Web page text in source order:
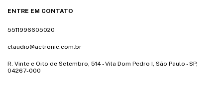
ENTRE EM CONTATO
5511996605020
claudio@actronic.com.br
R. Vinte e Oito de Setembro, 514 - Vila Dom Pedro I, São Paulo - SP,
04267-000